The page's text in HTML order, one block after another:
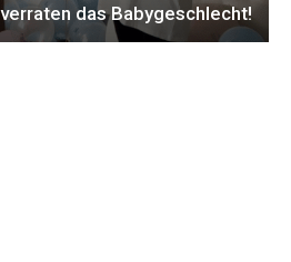
das Babygeschlecht!